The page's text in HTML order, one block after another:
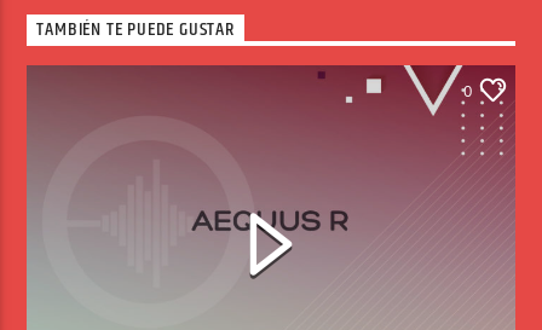
TAMBIÉN TE PUEDE GUSTAR
0